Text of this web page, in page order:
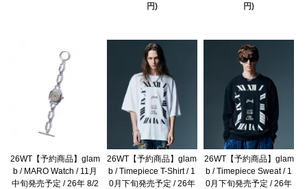
円)
円)
26WT【予約商品】glam
b / MARO Watch / 11月
中旬発売予定 / 26年 8/2
26WT【予約商品】glam
b / Timepiece T-Shirt / 1
0月下旬発売予定 / 26年
26WT【予約商品】glam
b / Timepiece Sweat / 1
0月下旬発売予定 / 26年